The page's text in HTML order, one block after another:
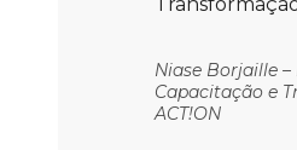
Niase Borjaille
Capacitação e
ACT!ON